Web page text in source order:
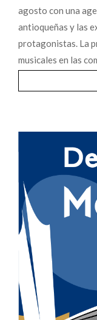
agosto con una
antioqueñas y las
protagonistas. La
musicales en las